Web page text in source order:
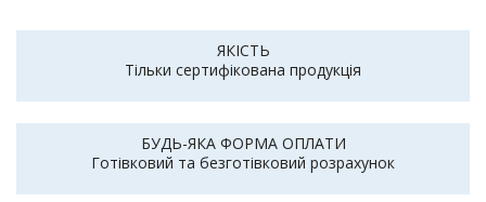
ЯКІСТЬ
Тільки сертифікована продукція
БУДЬ-ЯКА ФОРМА ОПЛАТИ
Готівковий та безготівковий розрахунок